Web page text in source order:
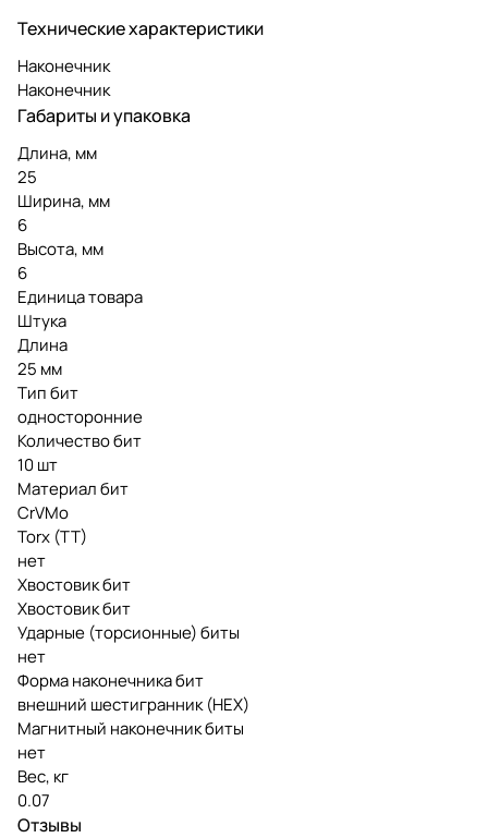
Технические характеристики
Наконечник
Наконечник
Габариты и упаковка
Длина, мм
25
Ширина, мм
6
Высота, мм
6
Единица товара
Штука
Длина
25 мм
Тип бит
односторонние
Количество бит
10 шт
Материал бит
CrVMo
Torx (TT)
нет
Хвостовик бит
Хвостовик бит
Ударные (торсионные) биты
нет
Форма наконечника бит
внешний шестигранник (HEX)
Магнитный наконечник биты
нет
Вес, кг
0.07
Отзывы